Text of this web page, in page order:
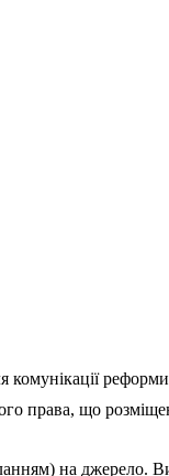
комунікації
права, що
на джерело.